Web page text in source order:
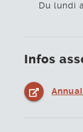
Du lundi
Infos